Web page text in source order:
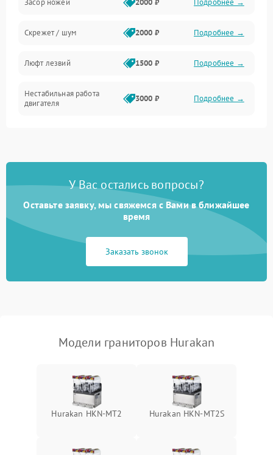
Скрежет / шум 2000 ₽ Подробнее →
Люфт лезвий 1500 ₽ Подробнее →
Нестабильная работа
двигателя
3000 ₽ Подробнее →
У Вас остались вопросы?
Оставьте заявку, мы свяжемся с Вами в ближайшее
время
Заказать звонок
Модели граниторов Hurakan
Hurakan HKN-MT2 Hurakan HKN-MT2S